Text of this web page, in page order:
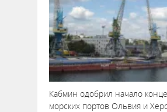
Кабмин одобрил начало
морских портов Ольвия и